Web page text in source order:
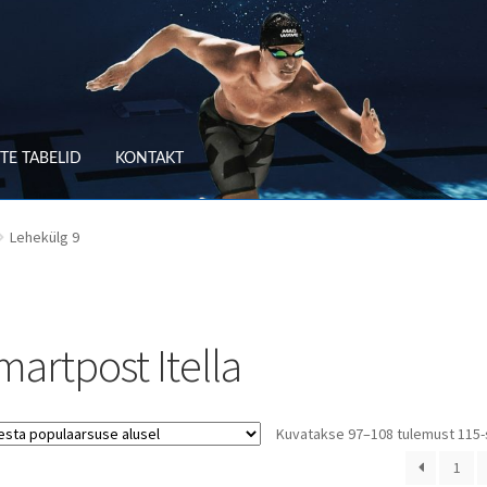
TABELID KONTAKT
Lehekülg 9
Itella
Kuvatakse 97–108 tulemust
1